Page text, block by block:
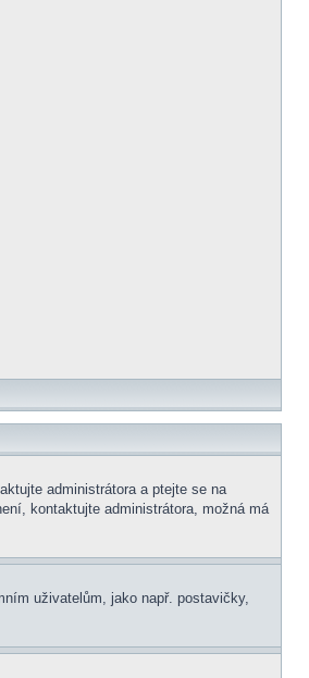
administrátora a ptejte se na
kontaktujte administrátora, možná má
uživatelům, jako např. postavičky,